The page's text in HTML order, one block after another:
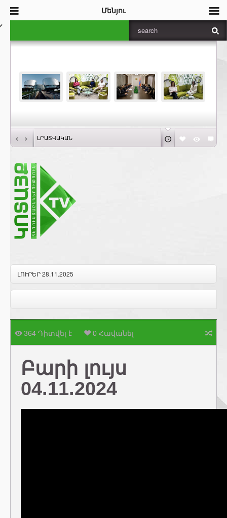
‹ › ԼՐԱՏՎԱԿԱՆ
ԼՈՒՐԵՐ 28.11.2025
364 Դիտվել է 0 Հավանել
Բարի լույս
04.11.2024
Մենյու